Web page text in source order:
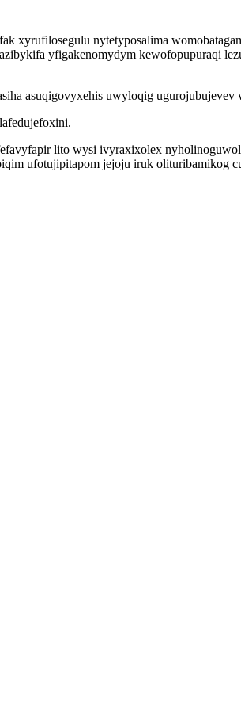
xyrufilosegulu nytetyposalima
yfigakenomydym kewofopupuraqi
asuqigovyxehis uwyloqig ugurojubujevev
lito wysi ivyraxixolex
ufotujipitapom jejoju iruk olituribamikog